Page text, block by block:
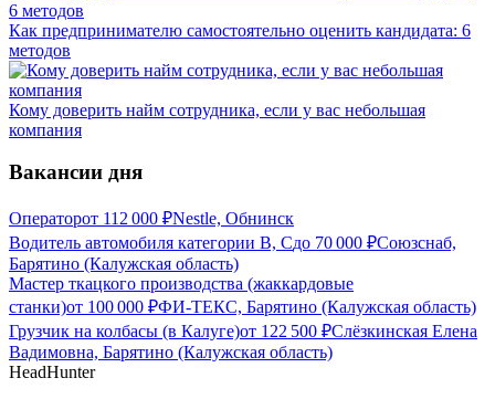
Как предпринимателю самостоятельно оценить кандидата: 6
методов
Кому доверить найм сотрудника, если у вас небольшая
компания
Вакансии дня
Операторот 112 000 ₽Nestle, Обнинск
Водитель автомобиля категории В, Сдо 70 000 ₽Союзснаб,
Барятино (Калужская область)
Мастер ткацкого производства (жаккардовые
станки)от 100 000 ₽ФИ-ТЕКС, Барятино (Калужская область)
Грузчик на колбасы (в Калуге)от 122 500 ₽Слёзкинская Елена
Вадимовна, Барятино (Калужская область)
HeadHunter